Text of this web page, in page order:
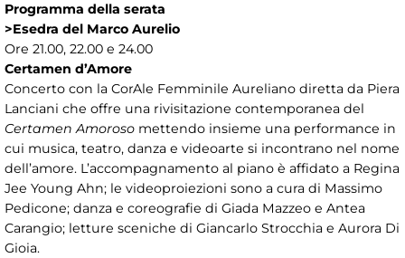
Programma della serata
>Esedra del Marco Aurelio
Ore 21.00, 22.00 e 24.00
Certamen d’Amore
Concerto con la CorAle Femminile Aureliano diretta da Piera
Lanciani che offre una rivisitazione contemporanea del
Certamen Amoroso mettendo insieme una performance in
cui musica, teatro, danza e videoarte si incontrano nel nome
dell’amore. L’accompagnamento al piano è affidato a Regina
Jee Young Ahn; le videoproiezioni sono a cura di Massimo
Pedicone; danza e coreografie di Giada Mazzeo e Antea
Carangio; letture sceniche di Giancarlo Strocchia e Aurora Di
Gioia.